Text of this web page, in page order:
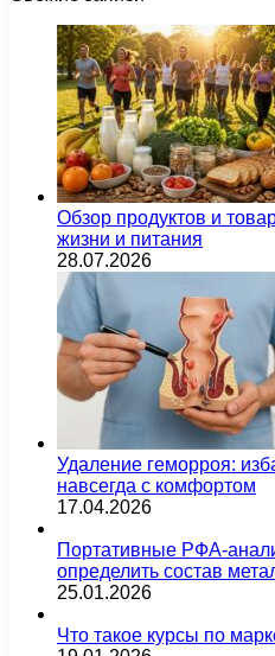
Обзор продуктов и
жизни и питания
28.07.2026
Удаление геморроя:
навсегда с комфортом
17.04.2026
Портативные РФА-
определить состав
25.01.2026
Что такое курсы по